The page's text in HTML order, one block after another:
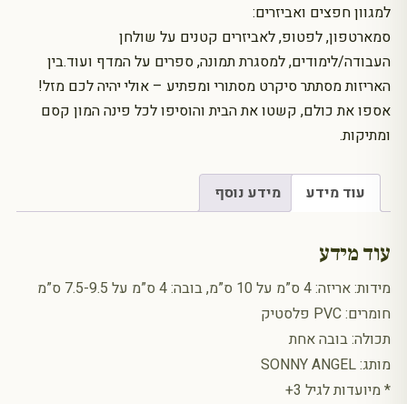
למגוון חפצים ואביזרים:
סמארטפון, לפטופ, לאביזרים קטנים על שולחן
העבודה/לימודים, למסגרת תמונה, ספרים על המדף ועוד.בין
האריזות מסתתר סיקרט מסתורי ומפתיע – אולי יהיה לכם מזל!
אספו את כולם, קשטו את הבית והוסיפו לכל פינה המון קסם
ומתיקות.
עוד מידע מידע נוסף
עוד מידע
מידות: אריזה: 4 ס”מ על 10 ס”מ, בובה: 4 ס”מ על 7.5-9.5 ס”מ
חומרים: PVC פלסטיק
תכולה: בובה אחת
מותג: SONNY ANGEL
* מיועדות לגיל 3+